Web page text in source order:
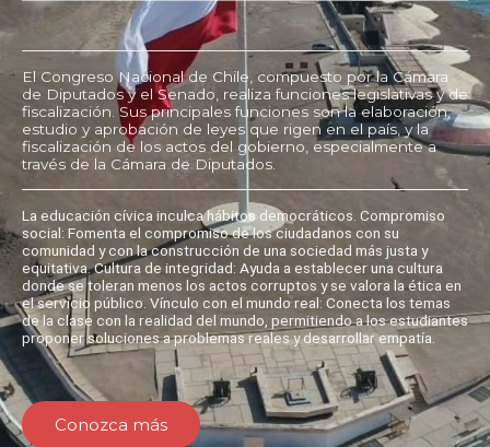
El Congreso Nacional de Chile, compuesto por la Cámara
de Diputados y el Senado, realiza funciones legislativas y de
fiscalización. Sus principales funciones son la elaboración,
estudio y aprobación de leyes que rigen en el país, y la
fiscalización de los actos del gobierno, especialmente a
través de la Cámara de Diputados.
La educación cívica inculca hábitos democráticos. Compromiso
social: Fomenta el compromiso de los ciudadanos con su
comunidad y con la construcción de una sociedad más justa y
equitativa. Cultura de integridad: Ayuda a establecer una cultura
donde se toleran menos los actos corruptos y se valora la ética en
el servicio público. Vínculo con el mundo real: Conecta los temas
de la clase con la realidad del mundo, permitiendo a los estudiantes
proponer soluciones a problemas reales y desarrollar empatía.
Conozca más